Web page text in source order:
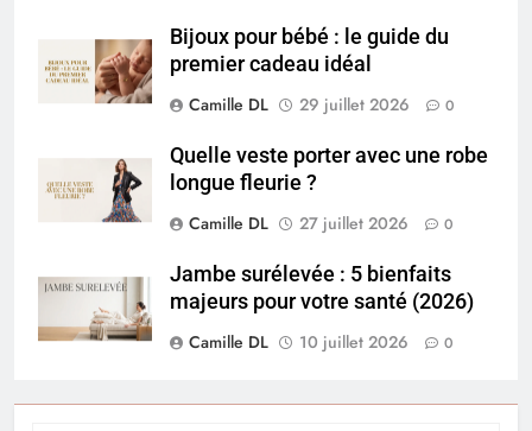
Bijoux pour bébé : le guide du
premier cadeau idéal
Camille DL
29 juillet 2026 0
Quelle veste porter avec une robe
longue fleurie ?
Camille DL
27 juillet 2026 0
Jambe surélevée : 5 bienfaits
majeurs pour votre santé (2026)
Camille DL
10 juillet 2026 0